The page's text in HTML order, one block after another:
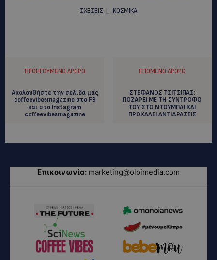
ΣΧΕΣΕΙΣ
ΚΟΣΜΙΚΑ
ΠΡΟΗΓΟΎΜΕΝΟ ΆΡΘΡΟ
Ακολουθήστε την σελίδα μας
coffeevibesmagazine στο FB
και στο Instagram
coffeevibesmagazine
ΕΠΌΜΕΝΟ ΆΡΘΡΟ
ΣΤΕΦΑΝΟΣ ΤΣΙΤΣΙΠΑΣ:
ΠΟΖΑΡΕΙ ΜΕ ΤΗ ΣΥΝΤΡΟΦΟ
ΤΟΥ ΣΤΟ ΝΤΟΥΜΠΑΙ ΚΑΙ
ΠΡΟΚΑΛΕΙ ΑΝΤΙΔΡΑΣΕΙΣ
Επικοινωνία: marketing@oloimedia.com